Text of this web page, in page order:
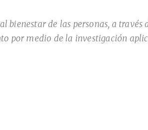
bienestar de las personas, a
por medio de la investigación